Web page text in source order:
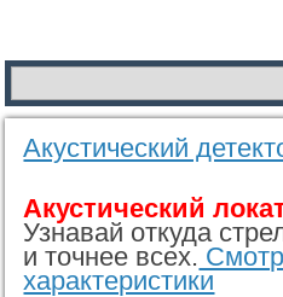
Акустический
Акустический
Узнавай откуда
и точнее всех.
характеристики